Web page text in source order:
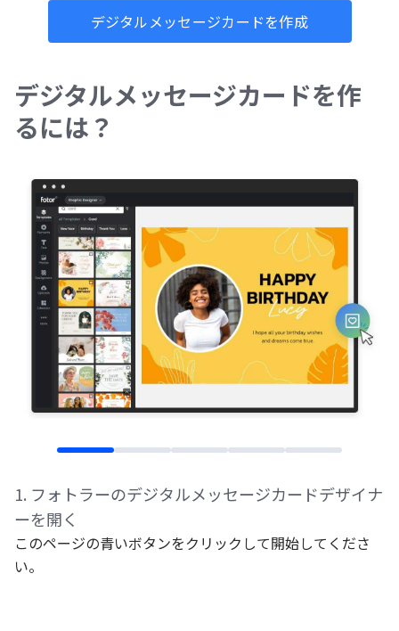
デジタルメッセージカードを作成
デジタルメッセージカードを作
るには？
1. フォトラーのデジタルメッセージカードデザイナ
ーを開く
このページの青いボタンをクリックして開始してくださ
い。